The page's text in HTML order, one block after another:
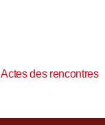
Actes des rencontres